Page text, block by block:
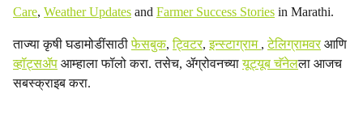
Care, Weather Updates and Farmer Success Stories in Marathi.
ताज्या कृषी घडामोडींसाठीफेसबुक,ट्विटर,इन्स्टाग्राम ,टेलिग्रामवरआणि
व्हॉट्सॲप आम्हाला फॉलो करा. तसेच, ॲग्रोवनच्यायूट्यूब चॅनेलला आजच
सबस्क्राइब करा.